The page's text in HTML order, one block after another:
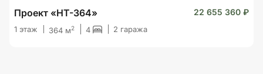
Проект «HT-364» 22 655 360 ₽
1 этаж 364 м2 4 2 гаража